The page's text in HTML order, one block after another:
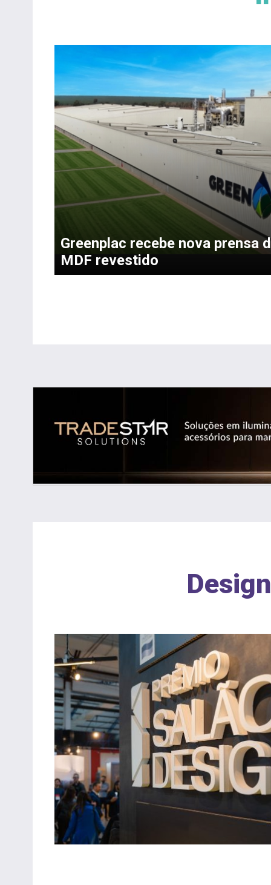
Greenplac recebe nova prensa
MDF revestido